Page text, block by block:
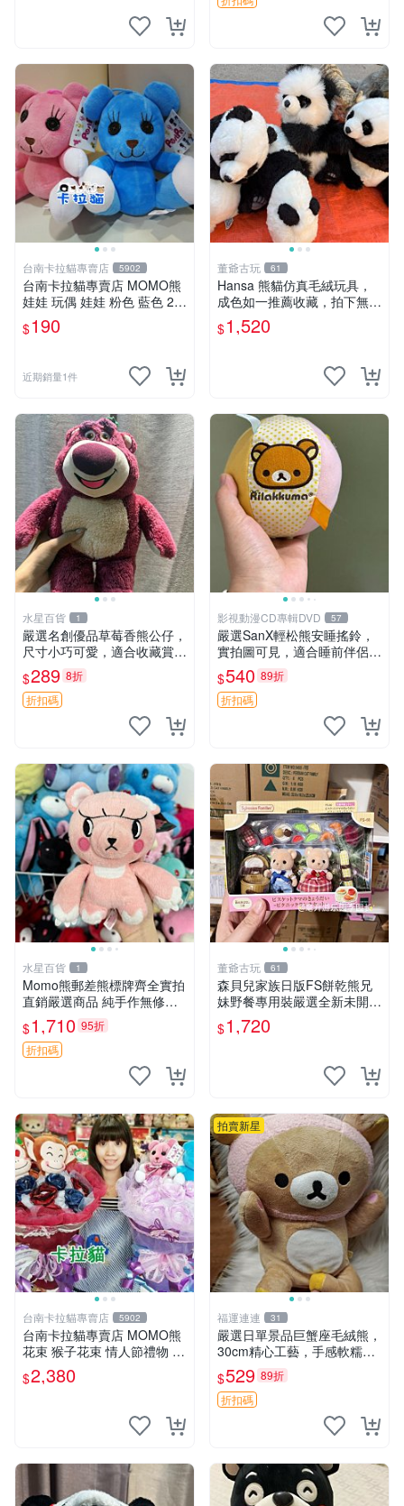
台南卡拉貓專賣店 5902
台南卡拉貓專賣店 MOMO熊
娃娃 玩偶 娃娃 粉色 藍色 2色
分售
$190
近期銷量1件
董爺古玩 61
Hansa 熊貓仿真毛絨玩具，
成色如一推薦收藏，拍下無疑
心 熊貓 毛絨玩具 收藏
$1,520
水星百貨 1
嚴選名創優品草莓香熊公仔，
尺寸小巧可愛，適合收藏賞玩
30cm 玩具 公仔 草莓熊
$289 8折
折扣碼
影視動漫CD專輯DVD 57
嚴選SanX輕松熊安睡搖鈴，
實拍圖可見，適合睡前伴侶，
Picks安撫好物 0325 懸吊 電
腦
$540 89折
折扣碼
水星百貨 1
Momo熊郵差熊標牌齊全實拍
直銷嚴選商品 純手作無修圖
可收藏 郵差熊 Momo熊 標牌
商品
$1,710 95折
折扣碼
董爺古玩 61
森貝兒家族日版FS餅乾熊兄
妹野餐專用裝嚴選全新未開
封，包含兩組大童款紙盒裝，
適合收藏與分享。 餅乾熊兄
$1,720
台南卡拉貓專賣店 5902
台南卡拉貓專賣店 MOMO熊
花束 猴子花束 情人節禮物 二
選一 可繡字 可今天寄明天到
$2,380
拍賣新星
福運連連 31
嚴選日單景品巨蟹座毛絨熊，
30cm精心工藝，手感軟糯推
薦收藏送人 巨蟹座 毛絨玩具
精緻做工
$529 89折
折扣碼